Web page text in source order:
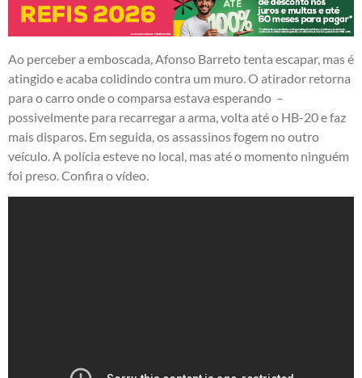
Ao perceber a emboscada, Afonso Barreto tenta escapar, mas é
atingido e acaba colidindo contra um muro. O atirador retorna
para o carro onde o comparsa estava esperando –
possivelmente para recarregar a arma, volta até o HB-20 e faz
mais disparos. Em seguida, os assassinos fogem no outro
veículo. A polícia esteve no local, mas até o momento ninguém
foi preso. Confira o vídeo.